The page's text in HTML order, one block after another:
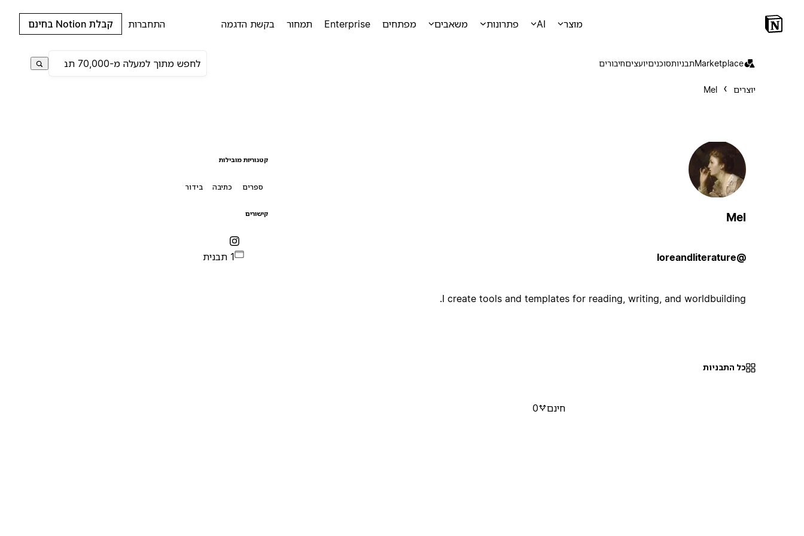
מוצר AI פתרונות משאבים מפתחים Enterprise תמחור בקשת הדגמה התחברות קבלת Notion בחינם
Marketplaceתבניותסוכניםיועציםחיבורים
יוצרים Mel
Mel
@loreandliterature
I create tools and templates for reading, writing, and worldbuilding.
קטגוריות מובילות
ספרים כתיבה בידור
קישורים
1 תבנית
כל התבניות
חינם 0